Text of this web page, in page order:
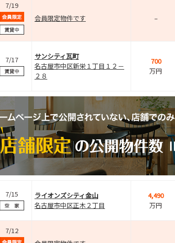
7/19
会員限定物件です
–
7/17
サンシティ瓦町
名古屋市中区新栄１丁目１２－
２８
700
万円
7/15
ライオンズシティ金山
名古屋市中区正木２丁目
4,490
万円
7/12